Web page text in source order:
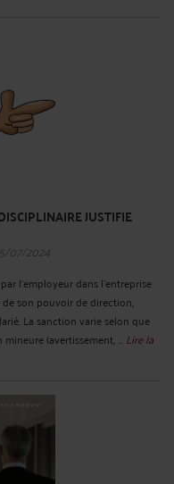
JUSTIFIE
07/2024
l'employeur dans l'entreprise
de son pouvoir de direction,
La sanction varie selon que
(avertissement, ... Lire la